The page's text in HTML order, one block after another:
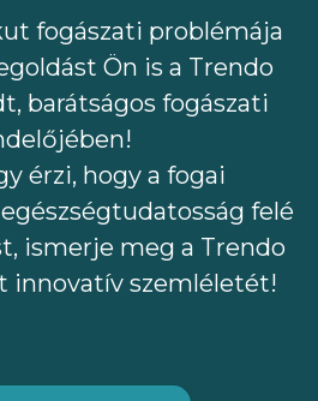
fogászati problémája
Ön is a Trendo
barátságos fogászati
érzi, hogy a fogai
felé
ismerje meg a Trendo
innovatív szemléletét!